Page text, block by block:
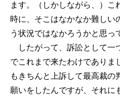
ます。（しかしながら、）こ
時に、そこはなかなか難しい
う状況ではなかろうかと思っ
したがって、訴訟として一
でこれまで来たわけでありま
もきちんと上訴して最高裁の
願いをしたんですが、それに